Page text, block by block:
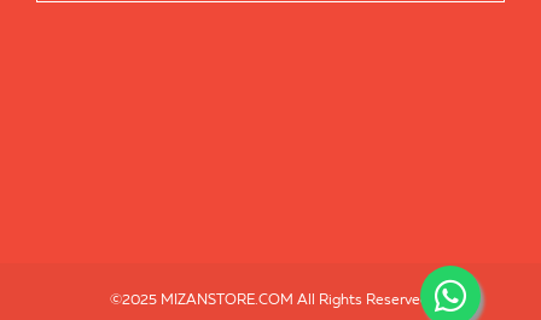
©2025 MIZANSTORE.COM All Rights Reserved.